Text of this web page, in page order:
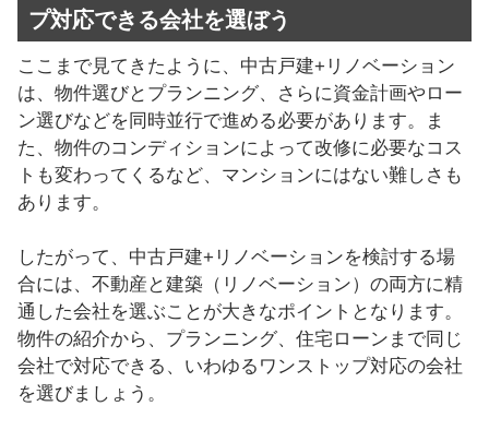
プ対応できる会社を選ぼう
ここまで見てきたように、中古戸建+リノベーション
は、物件選びとプランニング、さらに資金計画やロー
ン選びなどを同時並行で進める必要があります。ま
た、物件のコンディションによって改修に必要なコス
トも変わってくるなど、マンションにはない難しさも
あります。
したがって、中古戸建+リノベーションを検討する場
合には、不動産と建築（リノベーション）の両方に精
通した会社を選ぶことが大きなポイントとなります。
物件の紹介から、プランニング、住宅ローンまで同じ
会社で対応できる、いわゆるワンストップ対応の会社
を選びましょう。